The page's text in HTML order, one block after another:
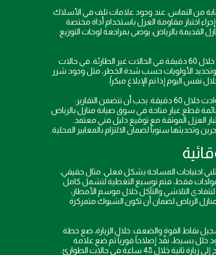
من التماس. عند وجود علامات تلف في الأسلاك
اختبار مقاومة العزل باستخدام أداة مختصة
القديمة بالرياض، يوصى بمراجعة لوحات التوزيع
حضور خلال 15, 30 دقيقة في حالات الطوارئ، وفحص خلال 60 دقيقة في الحالات غير الطارئة. في حالات
متعددة الطوابق، يتم تفعيل فريق الاستجابة خلال 20 دقيقة وتحديد الأولويات حسب شدة الخطر، مثل وجود شرر
تقارير السلامة، ووجود خطة ترميم إن لزم، ونسبة الاستجابة للحوادث خلال 60 دقيقة. يجب أن تتضمن التقارير:
قطع غيار متاحة في سوق صيانة منازل بالرياض
العزل الموثقة مع توقيع دليل فني معتمد.
سنوياً لضمان الالتزام بالمعايير المحلية.
احتياجات المساحة بشكل فعلي. مثال حقيقي،
فقط، فتم توسيع التغطية لتشمل كامل
التلاشي والتآكل خلال موسم الأمطار،
الرياض لضمان أن تكون الشبوك متمركزة
خلال 30, 45 دقيقة مع تسجيل نقاط القوة والضعف. خلال الزيارة، ضع خطة
خلل بسيط، نفّذ إصلاحاً فورياً ثم ضع علامة
ساعة في حالات الطوارئ.